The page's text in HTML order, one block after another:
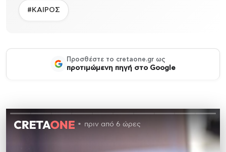
#ΚΑΙΡΟΣ
Προσθέστε το cretaone.gr ως
προτιμώμενη πηγή στο Google
πριν από 6 ώρες